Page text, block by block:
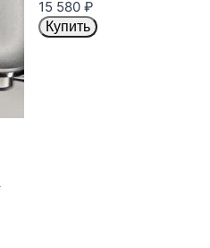
15 580 ₽
Купить